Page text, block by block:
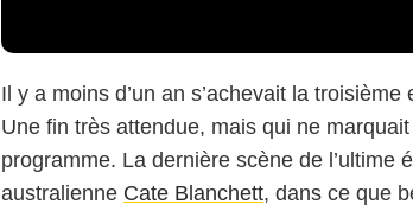
Il y a moins d’un an s’achevait la
Une fin très attendue, mais qui ne
programme. La dernière scène de l’ultime
australienne Cate Blanchett, dans ce que